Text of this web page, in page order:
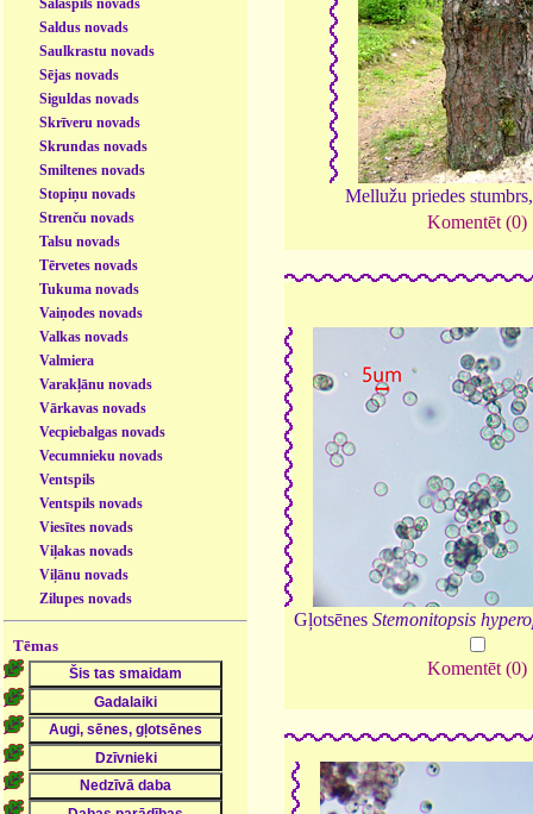
Salaspils novads
Saldus novads
Saulkrastu novads
Sējas novads
Siguldas novads
Skrīveru novads
Skrundas novads
Smiltenes novads
Stopiņu novads
Strenču novads
Talsu novads
Tērvetes novads
Tukuma novads
Vaiņodes novads
Valkas novads
Valmiera
Varakļānu novads
Vārkavas novads
Vecpiebalgas novads
Vecumnieku novads
Ventspils
Ventspils novads
Viesītes novads
Viļakas novads
Viļānu novads
Zilupes novads
Tēmas
Mellužu priedes
Komentēt (0)
Gļotsēnes Stemonitopsis
Komentēt (0)